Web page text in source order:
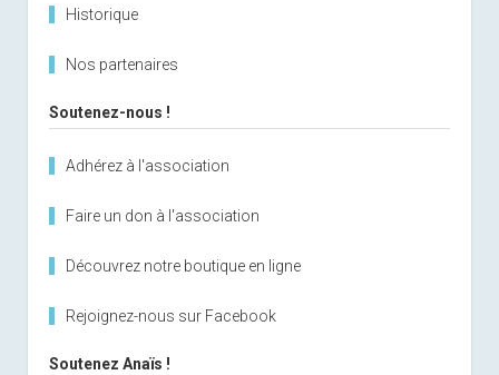
Historique
Nos partenaires
Soutenez-nous !
Adhérez à l'association
Faire un don à l'association
Découvrez notre boutique en ligne
Rejoignez-nous sur Facebook
Soutenez Anaïs !